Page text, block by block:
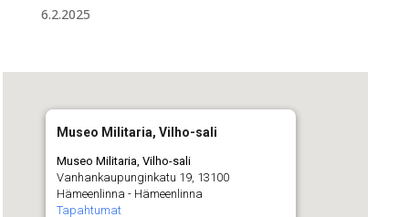
6.2.2025
Museo Militaria, Vilho-sali
Museo Militaria, Vilho-sali
Vanhankaupunginkatu 19, 13100
Hämeenlinna - Hämeenlinna
Tapahtumat